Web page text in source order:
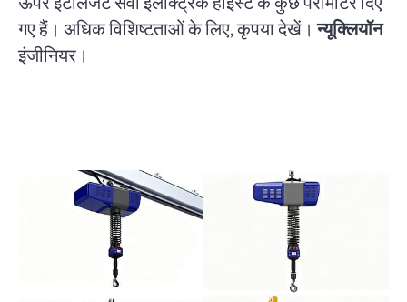
गए हैं। अधिक विशिष्टताओं के लिए, कृपया देखें।न्यूक्लियॉन
इंजीनियर।